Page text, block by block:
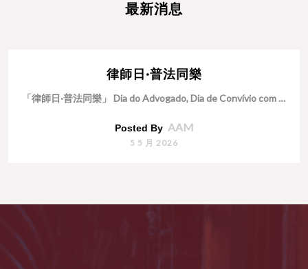
最新消息
律師日·普法同樂
「律師日·普法同樂」 Dia do Advogado, Dia de Convívio com a Popul …
Posted By AAM
5 5 月 2026